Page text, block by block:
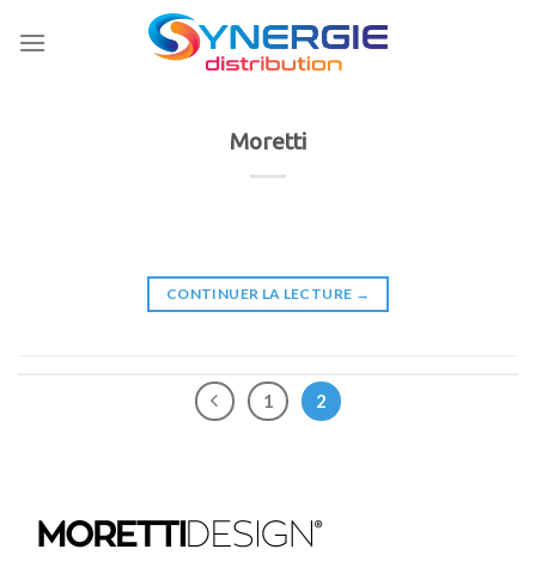
Moretti
CONTINUER LA LECTURE →
1 2